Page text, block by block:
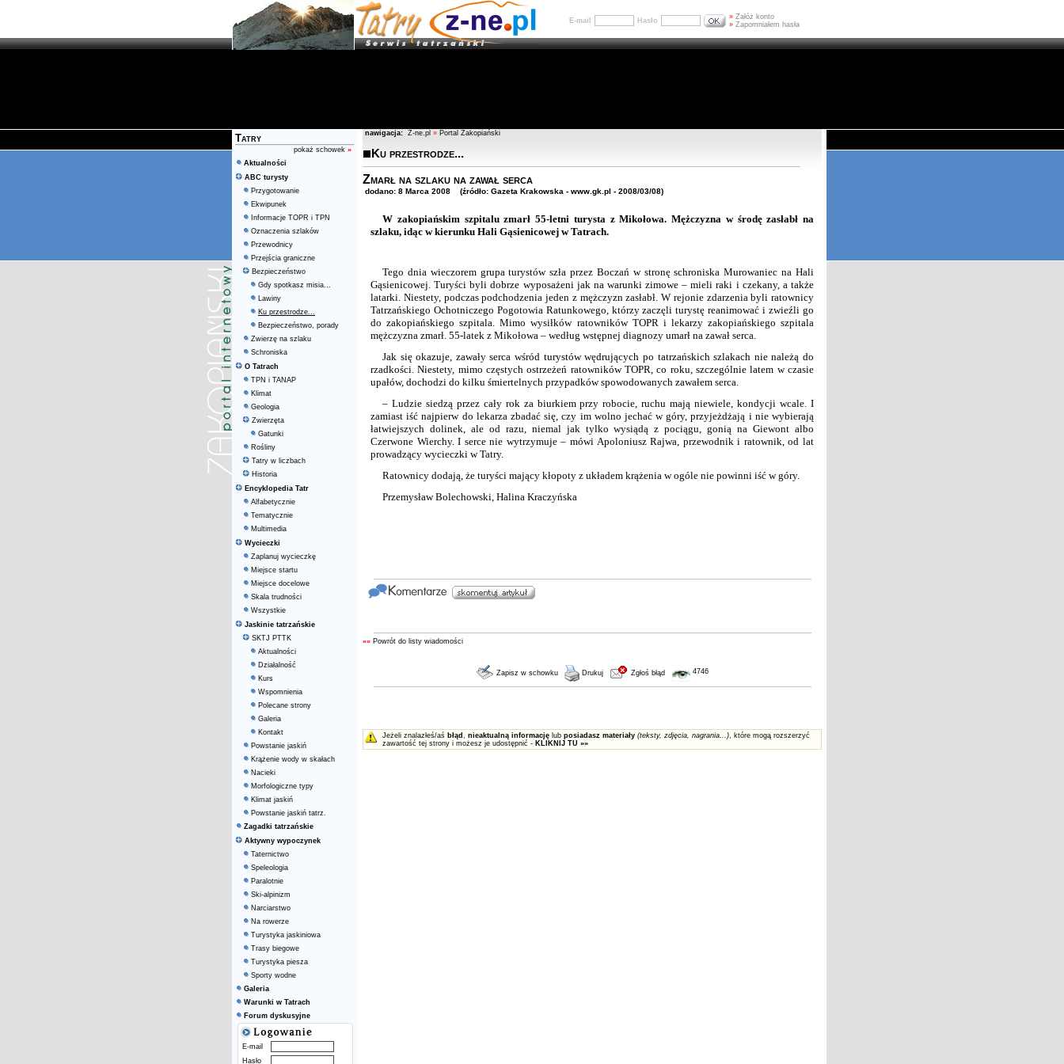
E-mail Hasło » Załóż konto
» Zapomniałem hasła
Tatry
pokaż schowek »
Aktualności
ABC turysty
Przygotowanie
Ekwipunek
Informacje TOPR i TPN
Oznaczenia szlaków
Przewodnicy
Przejścia graniczne
Bezpieczeństwo
Gdy spotkasz misia...
Lawiny
Ku przestrodze...
Bezpieczeństwo, porady
Zwierzę na szlaku
Schroniska
O Tatrach
TPN i TANAP
Klimat
Geologia
Zwierzęta
Gatunki
Rośliny
Tatry w liczbach
Historia
Encyklopedia Tatr
Alfabetycznie
Tematycznie
Multimedia
Wycieczki
Zaplanuj wycieczkę
Miejsce startu
Miejsce docelowe
Skala trudności
Wszystkie
Jaskinie tatrzańskie
SKTJ PTTK
Aktualności
Działalność
Kurs
Wspomnienia
Polecane strony
Galeria
Kontakt
Powstanie jaskiń
Krążenie wody w skałach
Nacieki
Morfologiczne typy
Klimat jaskiń
Powstanie jaskiń tatrz.
Zagadki tatrzańskie
Aktywny wypoczynek
Taternictwo
Speleologia
Paralotnie
Ski-alpinizm
Narciarstwo
Na rowerze
Turystyka jaskiniowa
Trasy biegowe
Turystyka piesza
Sporty wodne
Galeria
Warunki w Tatrach
Forum dyskusyjne
E-mail
Hasło
nawigacja: Z-ne.pl » Portal Zakopiański
Ku przestrodze...
Zmarł na szlaku na zawał serca
dodano: 8 Marca 2008 (źródło: Gazeta Krakowska - www.gk.pl - 2008/03/08)
W zakopiańskim szpitalu zmarł 55-letni turysta z Mikołowa. Mężczyzna w środę zasłabł na
szlaku, idąc w kierunku Hali Gąsienicowej w Tatrach.
Tego dnia wieczorem grupa turystów szła przez Boczań w stronę schroniska Murowaniec na Hali
Gąsienicowej. Turyści byli dobrze wyposażeni jak na warunki zimowe – mieli raki i czekany, a także
latarki. Niestety, podczas podchodzenia jeden z mężczyzn zasłabł. W rejonie zdarzenia byli ratownicy
Tatrzańskiego Ochotniczego Pogotowia Ratunkowego, którzy zaczęli turystę reanimować i zwieźli go
do zakopiańskiego szpitala. Mimo wysiłków ratowników TOPR i lekarzy zakopiańskiego szpitala
mężczyzna zmarł. 55-latek z Mikołowa – według wstępnej diagnozy umarł na zawał serca.
Jak się okazuje, zawały serca wśród turystów wędrujących po tatrzańskich szlakach nie należą do
rzadkości. Niestety, mimo częstych ostrzeżeń ratowników TOPR, co roku, szczególnie latem w czasie
upałów, dochodzi do kilku śmiertelnych przypadków spowodowanych zawałem serca.
– Ludzie siedzą przez cały rok za biurkiem przy robocie, ruchu mają niewiele, kondycji wcale. I
zamiast iść najpierw do lekarza zbadać się, czy im wolno jechać w góry, przyjeżdżają i nie wybierają
łatwiejszych dolinek, ale od razu, niemal jak tylko wysiądą z pociągu, gonią na Giewont albo
Czerwone Wierchy. I serce nie wytrzymuje – mówi Apoloniusz Rajwa, przewodnik i ratownik, od lat
prowadzący wycieczki w Tatry.
Ratownicy dodają, że turyści mający kłopoty z układem krążenia w ogóle nie powinni iść w góry.
Przemysław Bolechowski, Halina Kraczyńska
«« Powrót do listy wiadomości
Zapisz w schowku Drukuj Zgłoś błąd 4746
Jeżeli znalazłeś/aś błąd , nieaktualną informację lub posiadasz materiały (teksty, zdjęcia, nagrania...), które mogą rozszerzyć
zawartość tej strony i możesz je udostępnić - KLIKNIJ TU »»